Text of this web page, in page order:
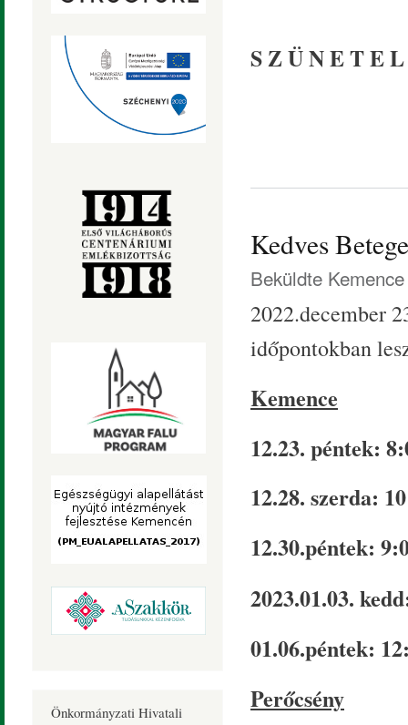
Önkormányzati Hivatali
S Z Ü N E T E
Kedves
Beküldte
2022.december
időpontokban
Kemence
12.23. péntek:
12.28. szerda:
12.30.péntek:
2023.01.03.
01.06.péntek:
Perőcsény